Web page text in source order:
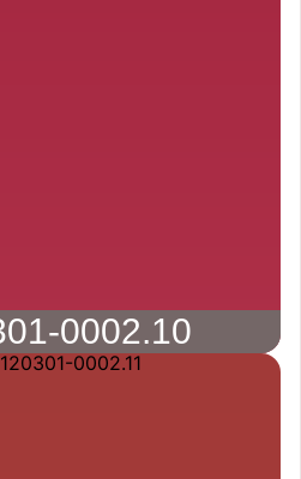
0002.10